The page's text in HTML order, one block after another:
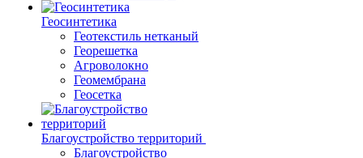
Геосинтетика
Геотекстиль нетканый
Георешетка
Агроволокно
Геомембрана
Геосетка
Благоустройство территорий
Благоустройство